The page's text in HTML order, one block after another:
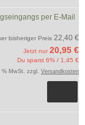
per E-Mail
bisheriger Preis 22,40 €
Jetzt nur 20,95 €
Du sparst 6% / 1,45 €
% MwSt. zzgl. Versandkosten